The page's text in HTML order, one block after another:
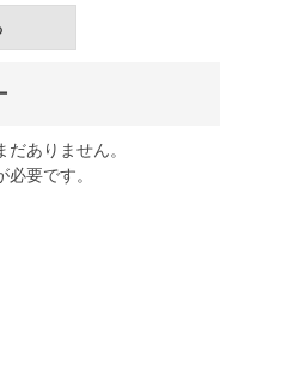
ありません。
必要です。